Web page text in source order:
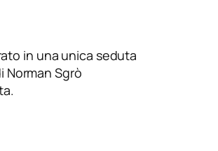
in una unica seduta
Norman Sgrò